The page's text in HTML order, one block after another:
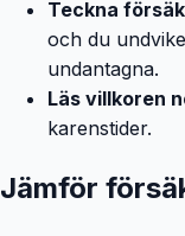
Teckna
och du
undantagna.
Läs villkoren
karenstider.
Jämför